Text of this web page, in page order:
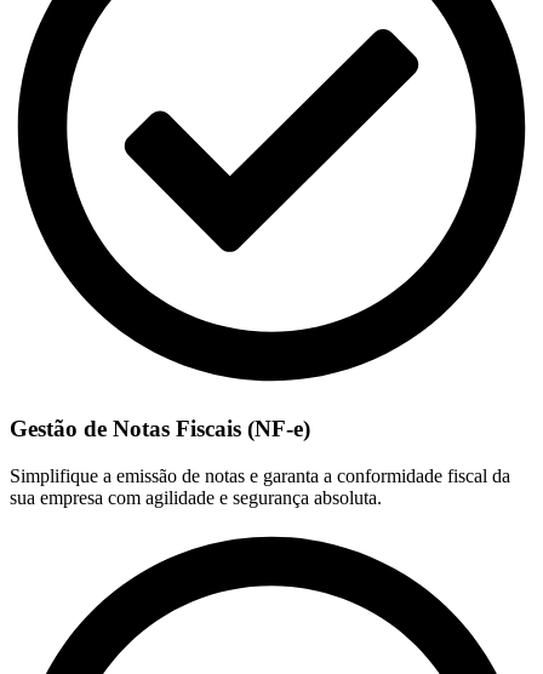
Gestão de Notas Fiscais (NF-e)
Simplifique a emissão de notas e garanta a conformidade fiscal da
sua empresa com agilidade e segurança absoluta.